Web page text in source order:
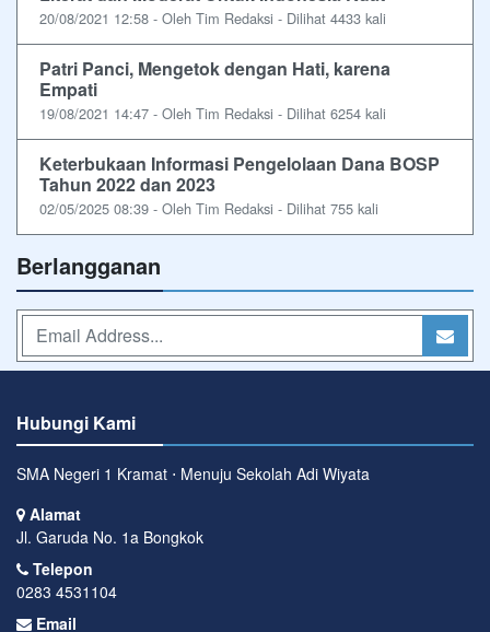
20/08/2021 12:58 - Oleh Tim Redaksi - Dilihat 4433 kali
Patri Panci, Mengetok dengan Hati, karena
Empati
19/08/2021 14:47 - Oleh Tim Redaksi - Dilihat 6254 kali
Keterbukaan Informasi Pengelolaan Dana BOSP
Tahun 2022 dan 2023
02/05/2025 08:39 - Oleh Tim Redaksi - Dilihat 755 kali
Berlangganan
Hubungi Kami
SMA Negeri 1 Kramat ⋅ Menuju Sekolah Adi Wiyata
Alamat
Jl. Garuda No. 1a Bongkok
Telepon
0283 4531104
Email